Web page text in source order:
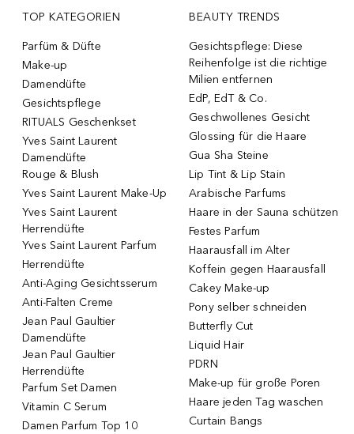
TOP KATEGORIEN
Parfüm & Düfte
Make-up
Damendüfte
Gesichtspflege
RITUALS Geschenkset
Yves Saint Laurent
Damendüfte
Rouge & Blush
Yves Saint Laurent Make-Up
Yves Saint Laurent
Herrendüfte
Yves Saint Laurent Parfum
Herrendüfte
Anti-Aging Gesichtsserum
Anti-Falten Creme
Jean Paul Gaultier
Damendüfte
Jean Paul Gaultier
Herrendüfte
Parfum Set Damen
Vitamin C Serum
Damen Parfum Top 10
BEAUTY TRENDS
Gesichtspflege: Diese
Reihenfolge ist die richtige
Milien entfernen
EdP, EdT & Co.
Geschwollenes Gesicht
Glossing für die Haare
Gua Sha Steine
Lip Tint & Lip Stain
Arabische Parfums
Haare in der Sauna schützen
Festes Parfum
Haarausfall im Alter
Koffein gegen Haarausfall
Cakey Make-up
Pony selber schneiden
Butterfly Cut
Liquid Hair
PDRN
Make-up für große Poren
Haare jeden Tag waschen
Curtain Bangs